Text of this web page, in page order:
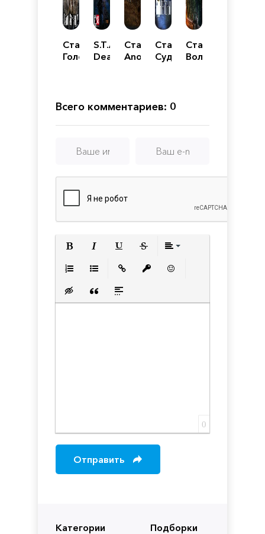
Категории Подборки
Сталкер
Голос
S.T.A.L.K.E.R.:
Dead
Сталкер
Another
Сталкер
Судьба
Сталкер
Волей
Всего комментариев: 0
Вставка скрытого текста
Вставка цитаты
Вставка спойлера
0
Отправить